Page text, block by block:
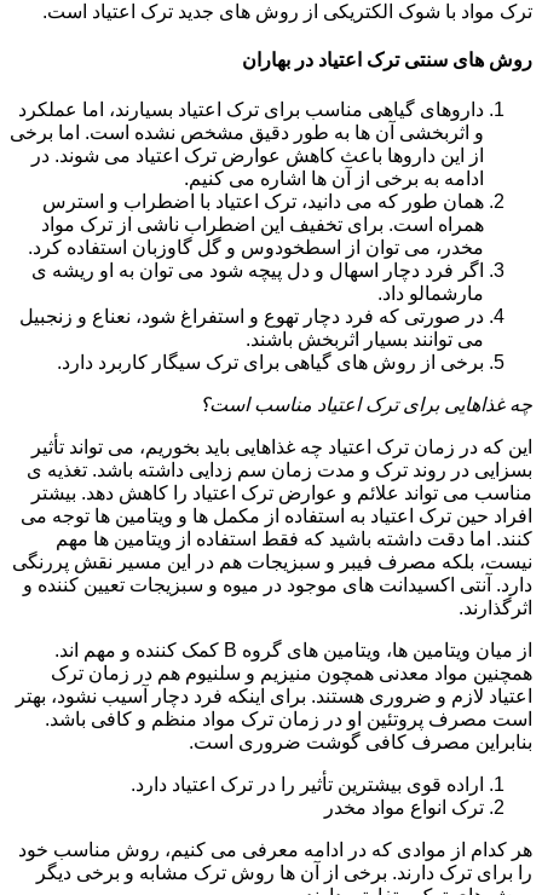
ترک مواد با شوک الکتریکی از روش های جدید ترک اعتیاد است.
روش های سنتی ترک اعتیاد در بهاران
داروهای گیاهی مناسب برای ترک اعتیاد بسیارند، اما عملکرد
و اثربخشی آن ها به طور دقیق مشخص نشده است. اما برخی
از این داروها باعث کاهش عوارض ترک اعتیاد می شوند. در
ادامه به برخی از آن ها اشاره می کنیم.
همان طور که می دانید، ترک اعتیاد با اضطراب و استرس
همراه است. برای تخفیف این اضطراب ناشی از ترک مواد
مخدر، می توان از اسطخودوس و گل گاوزبان استفاده کرد.
اگر فرد دچار اسهال و دل پیچه شود می توان به او ریشه ی
مارشمالو داد.
در صورتی که فرد دچار تهوع و استفراغ شود، نعناع و زنجبیل
می توانند بسیار اثربخش باشند.
برخی از روش های گیاهی برای ترک سیگار کاربرد دارد.
چه غذاهایی برای ترک اعتیاد مناسب است؟
این که در زمان ترک اعتیاد چه غذاهایی باید بخوریم، می تواند تأثیر
بسزایی در روند ترک و مدت زمان سم زدایی داشته باشد. تغذیه ی
مناسب می تواند علائم و عوارض ترک اعتیاد را کاهش دهد. بیشتر
افراد حین ترک اعتیاد به استفاده از مکمل ها و ویتامین ها توجه می
کنند. اما دقت داشته باشید که فقط استفاده از ویتامین ها مهم
نیست، بلکه مصرف فیبر و سبزیجات هم در این مسیر نقش پررنگی
دارد. آنتی اکسیدانت های موجود در میوه و سبزیجات تعیین کننده و
اثرگذارند.
از میان ویتامین ها، ویتامین های گروه B کمک کننده و مهم اند.
همچنین مواد معدنی همچون منیزیم و سلنیوم هم در زمان ترک
اعتیاد لازم و ضروری هستند. برای اینکه فرد دچار آسیب نشود، بهتر
است مصرف پروتئین او در زمان ترک مواد منظم و کافی باشد.
بنابراین مصرف کافی گوشت ضروری است.
اراده قوی بیشترین تأثیر را در ترک اعتیاد دارد.
ترک انواع مواد مخدر
هر کدام از موادی که در ادامه معرفی می کنیم، روش مناسب خود
را برای ترک دارند. برخی از آن ها روش ترک مشابه و برخی دیگر